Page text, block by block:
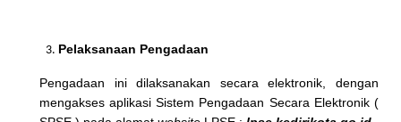
Pelaksanaan Pengadaan
Pengadaan ini dilaksanakan secara elektronik, dengan
mengakses aplikasi Sistem Pengadaan Secara Elektronik (